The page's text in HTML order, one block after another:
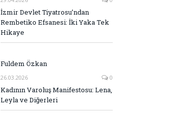
İzmir Devlet Tiyatrosu’ndan
Rembetiko Efsanesi: İki Yaka Tek
Hikaye
Fuldem Özkan
26.03.2026 0
Kadının Varoluş Manifestosu: Lena,
Leyla ve Diğerleri